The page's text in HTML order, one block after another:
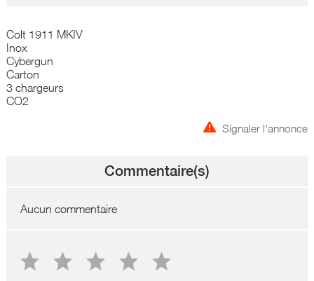
Colt 1911 MKIV
Inox
Cybergun
Carton
3 chargeurs
CO2
Signaler l'annonce
Commentaire(s)
Aucun commentaire